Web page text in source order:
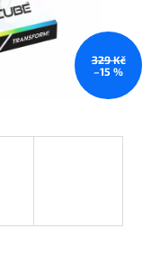
329 Kč
–15 %